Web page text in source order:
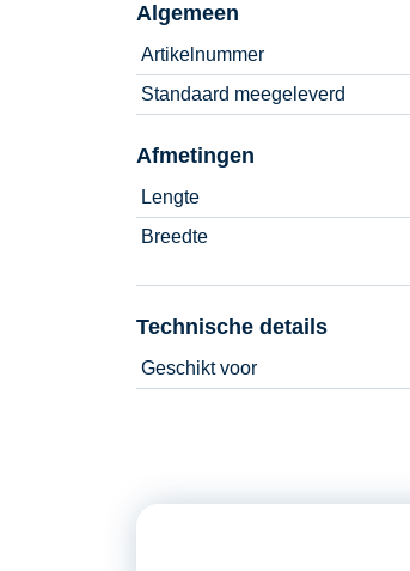
Algemeen
Artikelnummer
Standaard meegeleverd
Afmetingen
Lengte
Breedte
Technische details
Geschikt voor